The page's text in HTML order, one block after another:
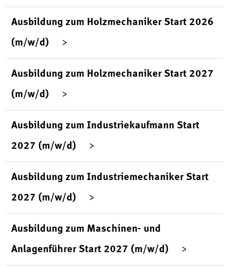
Ausbildung zum Holzmechaniker Start 2026
(m/w/d)
Ausbildung zum Holzmechaniker Start 2027
(m/w/d)
Ausbildung zum Industriekaufmann Start
2027 (m/w/d)
Ausbildung zum Industriemechaniker Start
2027 (m/w/d)
Ausbildung zum Maschinen- und
Anlagenführer Start 2027 (m/w/d)